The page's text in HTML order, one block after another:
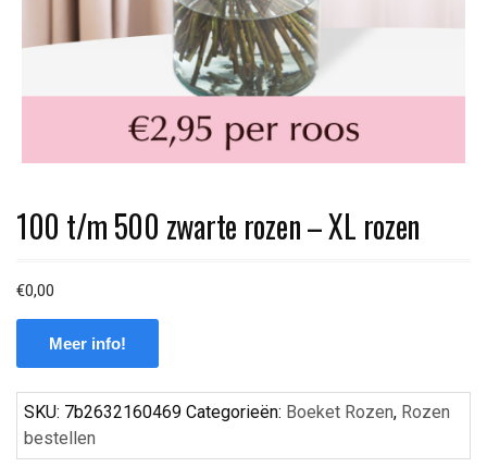
100 t/m 500 zwarte rozen – XL rozen
€0,00
Meer info!
SKU: 7b2632160469 Categorieën: Boeket Rozen, Rozen
bestellen